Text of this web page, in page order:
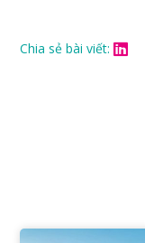
Chia sẻ bài viết: